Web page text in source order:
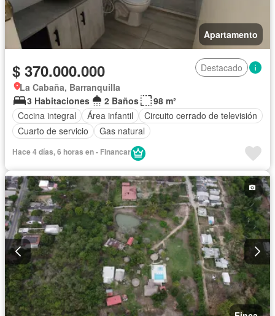
Apartamento
$ 370.000.000
Destacado
La Cabaña, Barranquilla
3 Habitaciones
2 Baños
98 m²
Cocina integral
Área infantil
Circuito cerrado de televisión
Cuarto de servicio
Gas natural
Hace 4 días, 6 horas en - Financar